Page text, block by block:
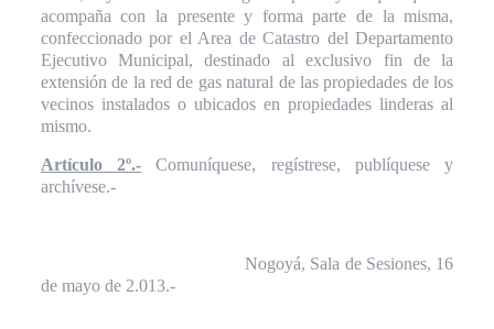
acompaña con la presente y forma parte de la misma,
confeccionado por el Area de Catastro del Departamento
Ejecutivo Municipal, destinado al exclusivo fin de la
extensión de la red de gas natural de las propiedades de los
vecinos instalados o ubicados en propiedades linderas al
mismo.
Artículo 2º.- Comuníquese, regístrese, publíquese y
archívese.-
Nogoyá, Sala de Sesiones, 16
de mayo de 2.013.-